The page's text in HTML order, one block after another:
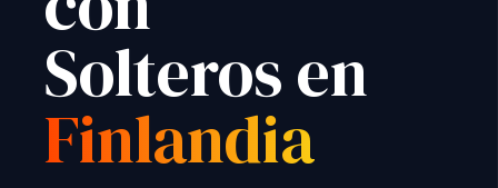
Solteros en
Finlandia